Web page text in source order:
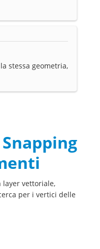
stessa geometria,
vettoriale,
per i vertici delle